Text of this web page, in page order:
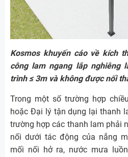
Kosmos khuyến cáo về kích
công lam ngang lắp nghiêng
trình ≤ 3m và không được nối
Trong một số trường hợp
hoặc Đại lý tận dụng lại thanh
trường hợp các thanh lam phải
nối dưới tác động của nắng
mối nối hở ra, nước mưa